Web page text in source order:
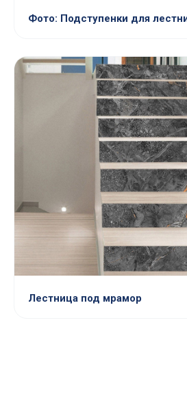
Фото: Подступенки для
Лестница под мрамор